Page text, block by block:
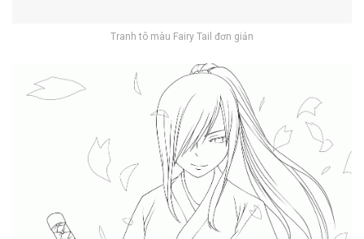
Tranh tô màu Fairy Tail đơn giản